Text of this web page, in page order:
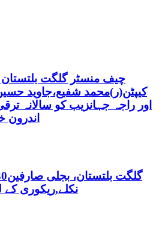
چیف منسٹر گلگت بلتستان
کیپٹن(ر)محمد شفیع،جاوید
اور راجہ جہانزیب کو سالانہ
اندرون
نکلے,ریکوری کے